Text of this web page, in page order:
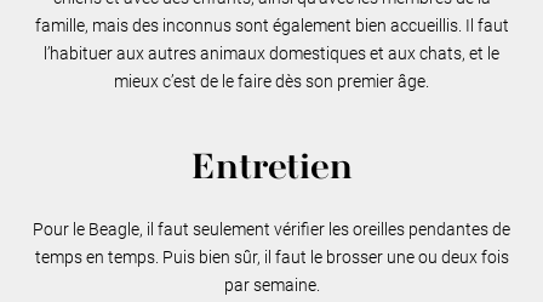
famille, mais des inconnus sont également bien accueillis. Il faut
l’habituer aux autres animaux domestiques et aux chats, et le
mieux c’est de le faire dès son premier âge.
Entretien
Pour le Beagle, il faut seulement vérifier les oreilles pendantes de
temps en temps. Puis bien sûr, il faut le brosser une ou deux fois
par semaine.